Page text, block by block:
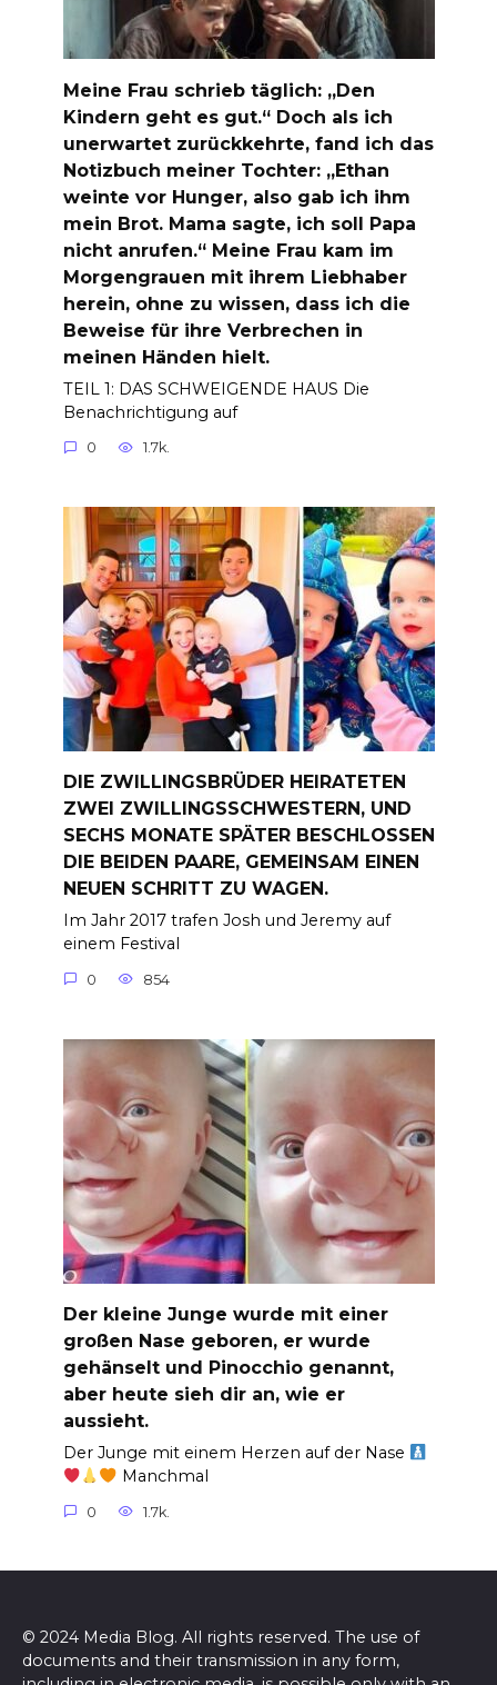
Meine Frau schrieb täglich: „Den
Kindern geht es gut.“ Doch als ich
unerwartet zurückkehrte, fand ich das
Notizbuch meiner Tochter: „Ethan
weinte vor Hunger, also gab ich ihm
mein Brot. Mama sagte, ich soll Papa
nicht anrufen.“ Meine Frau kam im
Morgengrauen mit ihrem Liebhaber
herein, ohne zu wissen, dass ich die
Beweise für ihre Verbrechen in
meinen Händen hielt.
TEIL 1: DAS SCHWEIGENDE HAUS Die
Benachrichtigung auf
0 1.7k.
DIE ZWILLINGSBRÜDER HEIRATETEN
ZWEI ZWILLINGSSCHWESTERN, UND
SECHS MONATE SPÄTER BESCHLOSSEN
DIE BEIDEN PAARE, GEMEINSAM EINEN
NEUEN SCHRITT ZU WAGEN.
Im Jahr 2017 trafen Josh und Jeremy auf
einem Festival
0 854
Der kleine Junge wurde mit einer
großen Nase geboren, er wurde
gehänselt und Pinocchio genannt,
aber heute sieh dir an, wie er
aussieht.
Der Junge mit einem Herzen auf der Nase
Manchmal
0 1.7k.
© 2024 Media Blog. All rights reserved. The use of
documents and their transmission in any form,